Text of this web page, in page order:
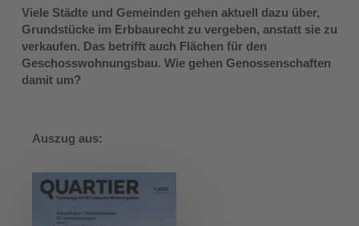
Viele Städte und Gemeinden gehen aktuell dazu über,
Grundstücke im Erbbaurecht zu vergeben, anstatt sie zu
verkaufen. Das betrifft auch Flächen für den
Geschosswohnungsbau. Wie gehen Genossenschaften
damit um?
Auszug aus: